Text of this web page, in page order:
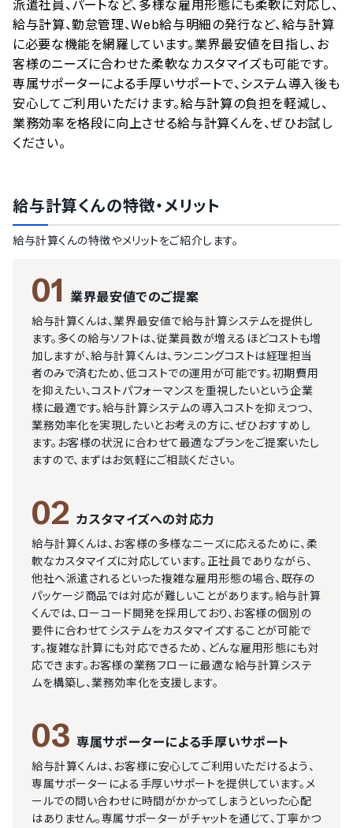
派遣社員、パートなど、多様な雇用形態にも柔軟に対応し、
給与計算、勤怠管理、Web給与明細の発行など、給与計算
に必要な機能を網羅しています。業界最安値を目指し、お
客様のニーズに合わせた柔軟なカスタマイズも可能です。
専属サポーターによる手厚いサポートで、システム導入後も
安心してご利用いただけます。給与計算の負担を軽減し、
業務効率を格段に向上させる給与計算くんを、ぜひお試し
ください。
給与計算くんの特徴・メリット
給与計算くんの特徴やメリットをご紹介します。
01 業界最安値でのご提案
給与計算くんは、業界最安値で給与計算システムを提供し
ます。多くの給与ソフトは、従業員数が増えるほどコストも増
加しますが、給与計算くんは、ランニングコストは経理担当
者のみで済むため、低コストでの運用が可能です。初期費用
を抑えたい、コストパフォーマンスを重視したいという企業
様に最適です。給与計算システムの導入コストを抑えつつ、
業務効率化を実現したいとお考えの方に、ぜひおすすめし
ます。お客様の状況に合わせて最適なプランをご提案いたし
ますので、まずはお気軽にご相談ください。
02 カスタマイズへの対応力
給与計算くんは、お客様の多様なニーズに応えるために、柔
軟なカスタマイズに対応しています。正社員でありながら、
他社へ派遣されるといった複雑な雇用形態の場合、既存の
パッケージ商品では対応が難しいことがあります。給与計算
くんでは、ローコード開発を採用しており、お客様の個別の
要件に合わせてシステムをカスタマイズすることが可能で
す。複雑な計算にも対応できるため、どんな雇用形態にも対
応できます。お客様の業務フローに最適な給与計算システ
ムを構築し、業務効率化を支援します。
03 専属サポーターによる手厚いサポート
給与計算くんは、お客様に安心してご利用いただけるよう、
専属サポーターによる手厚いサポートを提供しています。メ
ールでの問い合わせに時間がかかってしまうといった心配
はありません。専属サポーターがチャットを通じて、丁寧かつ